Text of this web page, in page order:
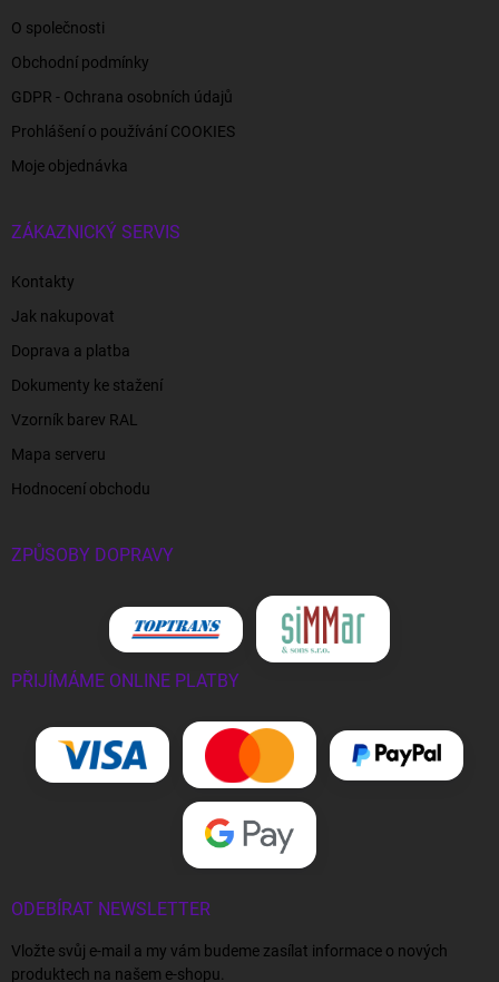
O společnosti
Obchodní podmínky
GDPR - Ochrana osobních údajů
Prohlášení o používání COOKIES
Moje objednávka
ZÁKAZNICKÝ SERVIS
Kontakty
Jak nakupovat
Doprava a platba
Dokumenty ke stažení
Vzorník barev RAL
Mapa serveru
Hodnocení obchodu
ZPŮSOBY DOPRAVY
PŘIJÍMÁME ONLINE PLATBY
ODEBÍRAT NEWSLETTER
Vložte svůj e-mail a my vám budeme zasílat informace o nových
produktech na našem e-shopu.